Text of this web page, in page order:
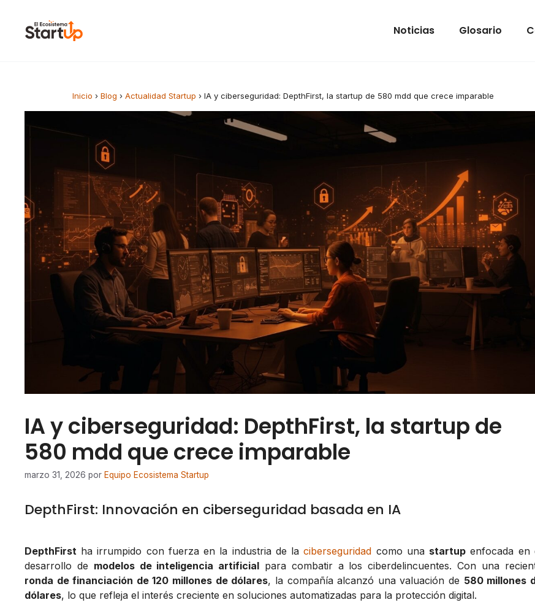
Noticias Glosario
Inicio › Blog › Actualidad Startup › IA y ciberseguridad: DepthFirst, la startup de 580 mdd que crece imparable
IA y ciberseguridad: DepthFirst, la startup de
580 mdd que crece imparable
marzo 31, 2026 por Equipo Ecosistema Startup
DepthFirst: Innovación en ciberseguridad basada en IA
DepthFirst ha irrumpido con fuerza en la industria de laciberseguridad como una startup enfocada en
desarrollo de modelos de inteligencia artificial para combatir a los ciberdelincuentes. Con una
ronda de financiación de 120 millones de dólares, la compañía alcanzó una valuación de 580 millones
dólares, lo que refleja el interés creciente en soluciones automatizadas para la protección digital.